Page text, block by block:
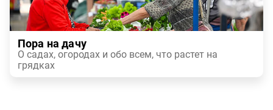
Пора на дачу
О садах, огородах и обо всем, что растет на
грядках